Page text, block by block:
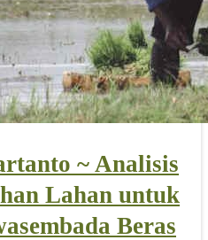
~ Analisis
Lahan untuk
Beras